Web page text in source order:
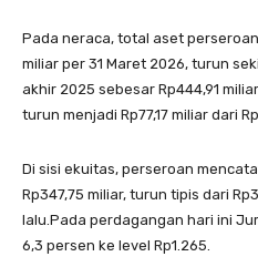
Pada neraca, total aset
miliar per 31 Maret 2026, turun
akhir 2025 sebesar Rp444,91
turun menjadi Rp77,17 miliar dari
Di sisi ekuitas, perseroan
Rp347,75 miliar, turun tipis dari
lalu.Pada perdagangan hari ini
6,3 persen ke level Rp1.265.